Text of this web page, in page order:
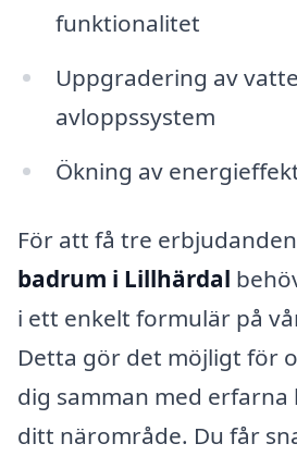
funktionalitet
Uppgradering av
avloppssystem
Ökning av
För att få tre
badrum i Lillhärdal
i ett enkelt formulär på
Detta gör det möjligt för
dig samman med
ditt närområde. Du får